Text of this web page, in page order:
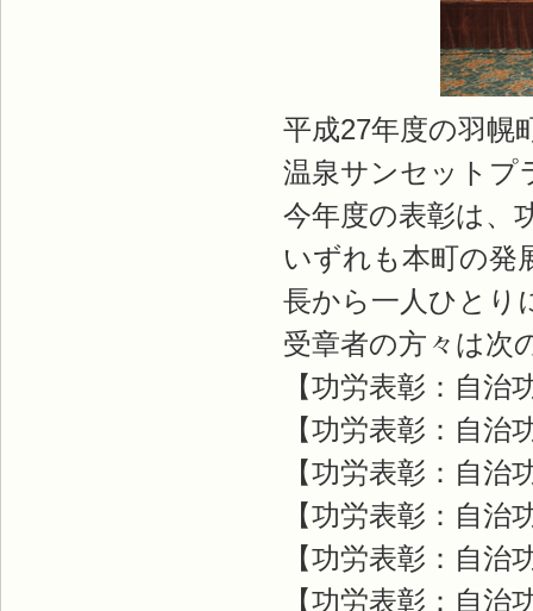
平成27年度の羽幌
温泉サンセットプ
今年度の表彰は、
いずれも本町の発
長から一人ひとり
受章者の方々は次
【功労表彰：自治
【功労表彰：自治
【功労表彰：自治
【功労表彰：自治
【功労表彰：自治
【功労表彰：自治